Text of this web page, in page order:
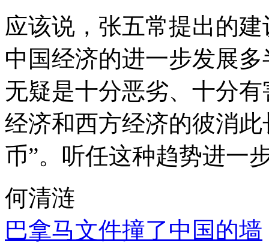
应该说，张五常提出的
中国经济的进一步发展
无疑是十分恶劣、十分
经济和西方经济的彼消
币”。听任这种趋势进一
何清涟
巴拿马文件撞了中国的墙